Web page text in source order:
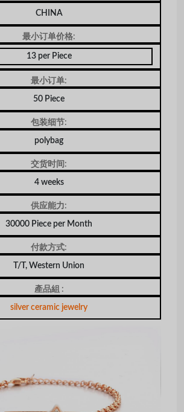
CHINA
最小订单价格:
13 per Piece
最小订单:
50 Piece
包装细节:
polybag
交货时间:
4 weeks
供应能力:
30000 Piece per Month
付款方式:
T/T, Western Union
產品組 :
silver ceramic jewelry